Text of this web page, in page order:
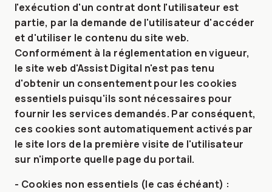
l'exécution d'un contrat dont l'utilisateur est
partie, par la demande de l'utilisateur d'accéder
et d'utiliser le contenu du site web.
Conformément à la réglementation en vigueur,
le site web d'Assist Digital n'est pas tenu
d'obtenir un consentement pour les cookies
essentiels puisqu'ils sont nécessaires pour
fournir les services demandés. Par conséquent,
ces cookies sont automatiquement activés par
le site lors de la première visite de l'utilisateur
sur n'importe quelle page du portail.
- Cookies non essentiels (le cas échéant) :